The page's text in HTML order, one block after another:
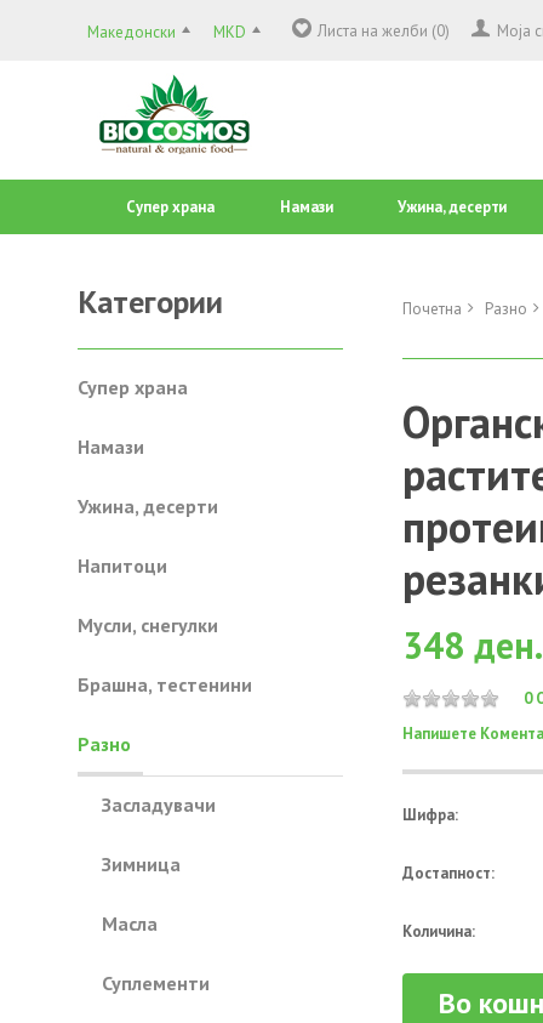
Македонски MKD Листа на желби (0) Моја
Супер храна Намази Ужина, десерти
Категории
Супер храна
Намази
Ужина, десерти
Напитоци
Mусли, снегулки
Брашна, тестенини
Разно
Засладувачи
Зимница
Масла
Суплементи
Почетна Разно
348 ден.
0
Напишете
Шифра:
Достапност:
Количина:
Во